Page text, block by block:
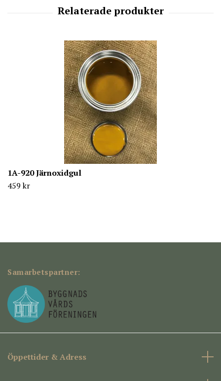
1A-920 Järnoxidgul
459 kr
Samarbetspartner:
Öppettider & Adress